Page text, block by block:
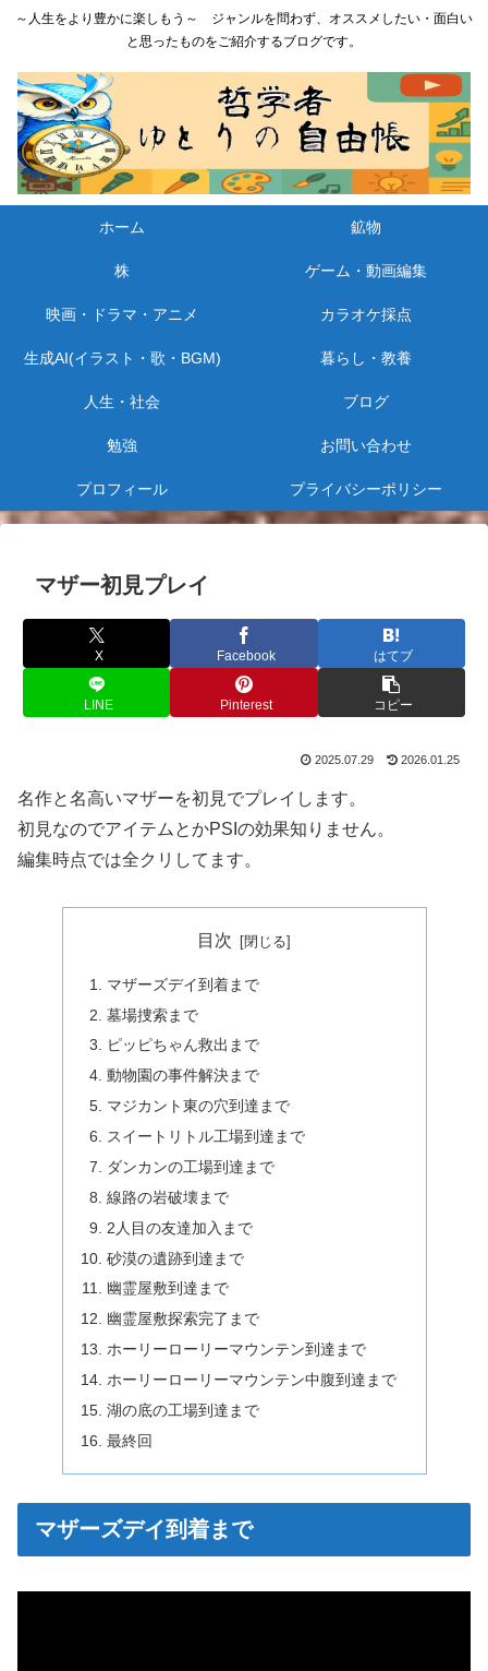
～人生をより豊かに楽しもう～ ジャンルを問わず、オススメしたい・面白い
と思ったものをご紹介するブログです。
ホーム 鉱物
株 ゲーム・動画編集
映画・ドラマ・アニメ カラオケ採点
生成AI(イラスト・歌・BGM) 暮らし・教養
人生・社会 ブログ
勉強 お問い合わせ
プロフィール プライバシーポリシー
マザー初見プレイ
X Facebook はてブ
LINE Pinterest コピー
2025.07.29 2026.01.25
名作と名高いマザーを初見でプレイします。
初見なのでアイテムとかPSIの効果知りません。
編集時点では全クリしてます。
目次
マザーズデイ到着まで
墓場捜索まで
ピッピちゃん救出まで
動物園の事件解決まで
マジカント東の穴到達まで
スイートリトル工場到達まで
ダンカンの工場到達まで
線路の岩破壊まで
2人目の友達加入まで
砂漠の遺跡到達まで
幽霊屋敷到達まで
幽霊屋敷探索完了まで
ホーリーローリーマウンテン到達まで
ホーリーローリーマウンテン中腹到達まで
湖の底の工場到達まで
最終回
マザーズデイ到着まで